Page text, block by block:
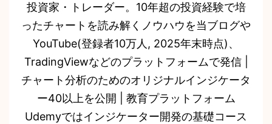
投資家・トレーダー。10年超の投資経験で培
ったチャートを読み解くノウハウを当ブログや
YouTube(登録者10万人, 2025年末時点)、
TradingViewなどのプラットフォームで発信 |
チャート分析のためのオリジナルインジケータ
ー40以上を公開 | 教育プラットフォーム
Udemyではインジケーター開発の基礎コース